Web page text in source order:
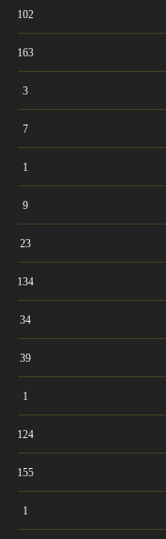
102
163
3
7
1
9
23
134
34
39
1
124
155
1